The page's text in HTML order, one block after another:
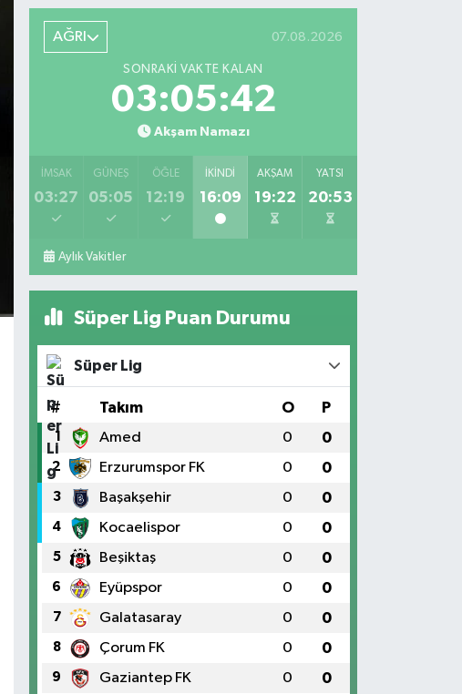
AĞRI 07.08.2026
SONRAKI VAKTE KALAN
03:05:41
Akşam Namazı
İMSAK
03:27
GÜNEŞ
05:05
ÖĞLE
12:19
İKINDI
16:09
AKŞAM
19:22
YATSI
20:53
Aylık Vakitler
Süper Lig Puan Durumu
Süper Lig
# Takım O P
1 Amed 0 0
2 Erzurumspor FK 0 0
3 Başakşehir 0 0
4 Kocaelispor 0 0
5 Beşiktaş 0 0
6 Eyüpspor 0 0
7 Galatasaray 0 0
8 Çorum FK 0 0
9 Gaziantep FK 0 0